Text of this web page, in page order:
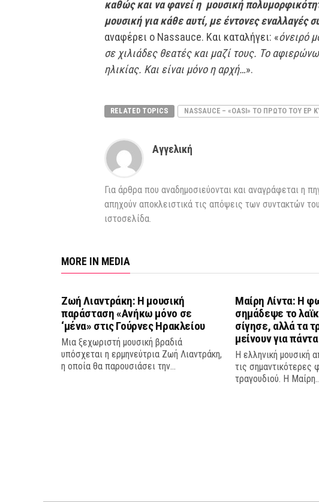
καθώς και να φανεί η μουσική
μουσική για κάθε αυτί, με έντονες εναλλαγές
αναφέρει ο Nassauce. Και καταλήγει: «όνειρό
σε χιλιάδες θεατές και μαζί τους. Το
ηλικίας. Και είναι μόνο η αρχή…».
RELATED TOPICS NASSAUCE – «OASI» ΤΟ ΠΡΏΤΟ ΤΟΥ EP
Αγγελική
Για άρθρα που αναδημοσιεύονται και αναγράφεται η
απηχούν αποκλειστικά τις απόψεις των συντακτών
ιστοσελίδα.
MORE IN MEDIA
Ζωή Λιαντράκη: Η μουσική
παράσταση «Ανήκω μόνο σε
‘μένα» στις Γούρνες Ηρακλείου
Μια ξεχωριστή μουσική βραδιά
υπόσχεται η ερμηνεύτρια Ζωή Λιαντράκη,
η οποία θα παρουσιάσει την...
Μαίρη Λίντα: Η
σημάδεψε το
σίγησε, αλλά τα
μείνουν για
Η ελληνική μουσική
τις σημαντικότερες
τραγουδιού. Η